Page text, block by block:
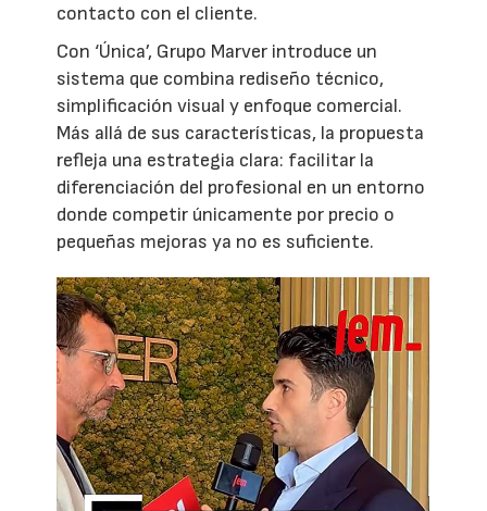
contacto con el cliente.
Con ‘Única’, Grupo Marver introduce un
sistema que combina rediseño técnico,
simplificación visual y enfoque comercial.
Más allá de sus características, la propuesta
refleja una estrategia clara: facilitar la
diferenciación del profesional en un entorno
donde competir únicamente por precio o
pequeñas mejoras ya no es suficiente.